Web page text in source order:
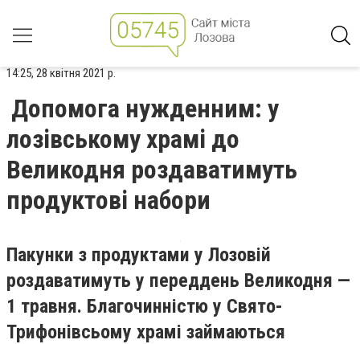
14:25, 28 квітня 2021 р.
Допомога нужденним: у
лозівському храмі до
Великодня роздаватимуть
продуктові набори
Пакунки з продуктами у Лозовій
роздаватимуть у переддень Великодня —
1 травня. Благочинністю у Свято-
Трифонівсьому храмі займаються